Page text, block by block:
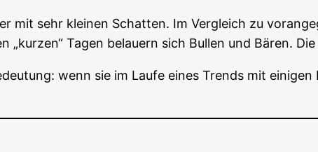
mit sehr klei­nen Schat­ten. Im Ver­gleich zu
„kur­zen“ Tagen belau­ern sich Bul­len und Bären.
wenn sie im Lau­fe eines Trends mit